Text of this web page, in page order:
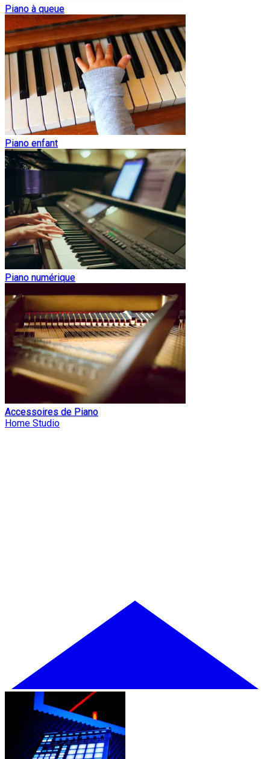
Piano à queue
Piano enfant
Piano numérique
Accessoires de Piano
Home Studio